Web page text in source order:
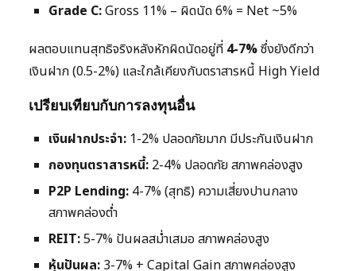
Grade C:Gross 11% – ผิดนัด 6% = Net ~5%
ผลตอบแทนสุทธิจริงหลังหักผิดนัดอยู่ที่ 4-7%ซึ่งยังดีกว่า
เงินฝาก (0.5-2%) และใกล้เคียงกับตราสารหนี้ High Yield
เปรียบเทียบกับการลงทุนอื่น
เงินฝากประจำ: 1-2% ปลอดภัยมาก มีประกันเงินฝาก
กองทุนตราสารหนี้: 2-4% ปลอดภัย สภาพคล่องสูง
P2P Lending: 4-7% (สุทธิ) ความเสี่ยงปานกลาง
สภาพคล่องต่ำ
REIT:5-7% ปันผลสม่ำเสมอ สภาพคล่องสูง
หุ้นปันผล: 3-7% + Capital Gain สภาพคล่องสูง